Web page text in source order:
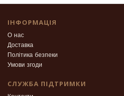
ІНФОРМАЦІЯ
О нас
Доставка
Політика безпеки
Умови згоди
СЛУЖБА ПІДТРИМКИ